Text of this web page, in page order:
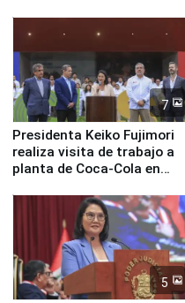
7
Presidenta Keiko Fujimori
realiza visita de trabajo a
planta de Coca-Cola en
5